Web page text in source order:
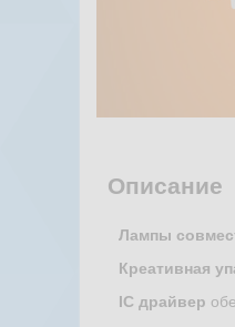
Описание
Лампы
Креативная
IC драйвер